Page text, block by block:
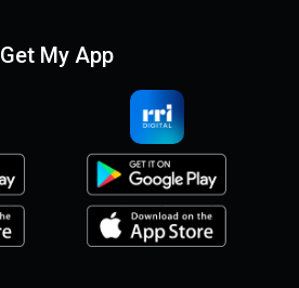
Get My App